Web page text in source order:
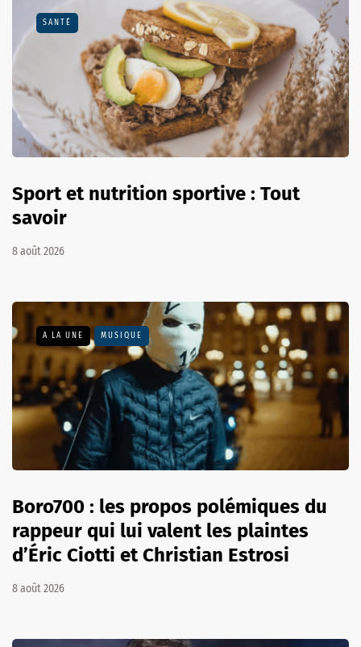
SANTÉ
Sport et nutrition sportive : Tout
savoir
8 août 2026
A LA UNE MUSIQUE
Boro700 : les propos polémiques du
rappeur qui lui valent les plaintes
d’Éric Ciotti et Christian Estrosi
8 août 2026